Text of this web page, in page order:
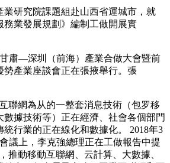
研究院課題組赴山西省運城市，就
務業發展規劃》編制工做開展實
肅—深圳（前海）產業合做大會暨前
勢產業座談會正在張掖舉行。張
網為从的一整套消息技術（包罗移
據技術等）正在經濟、社會各個部門
行業的正在線化和數據化。 2018年3
議上，李克強總理正在工做報告中提
推動移動互聯網、云計算、大數據、